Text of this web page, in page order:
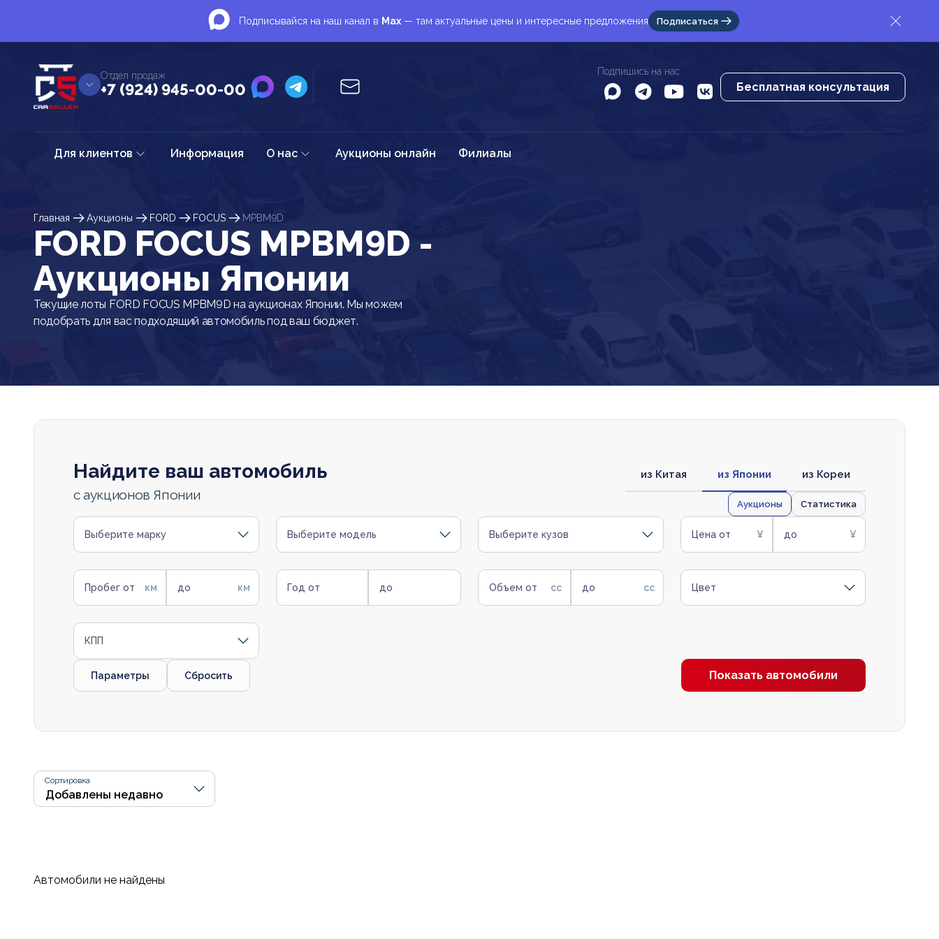
Подписывайся на наш канал в Max — там актуальные цены и интересные предложения Подписаться
Отдел продаж
+7 (924) 945-00-00
Подпишись на нас
Бесплатная консультация
Для клиентов Информация О нас Аукционы онлайн Филиалы
Главная Аукционы FORD FOCUS MPBM9D
FORD FOCUS MPBM9D -
Аукционы Японии
Текущие лоты FORD FOCUS MPBM9D на аукционах Японии. Мы можем
подобрать для вас подходящий автомобиль под ваш бюджет.
Найдите ваш автомобиль
с аукционов Японии
из Китая из Японии из Кореи
Аукционы Статистика
Выберите марку Выберите модель Выберите кузов Цена от до
Пробег от до Год от до Объем от до Цвет
КПП
Параметры Сбросить Показать автомобили
Сортировка
Автомобили не найдены